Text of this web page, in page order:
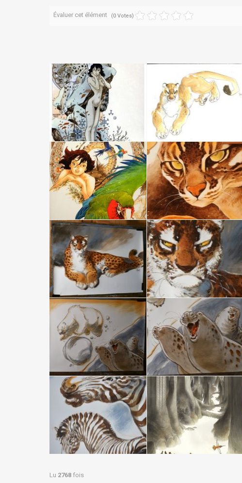
Évaluer cet élément (0 Votes)
Lu 2768 fois